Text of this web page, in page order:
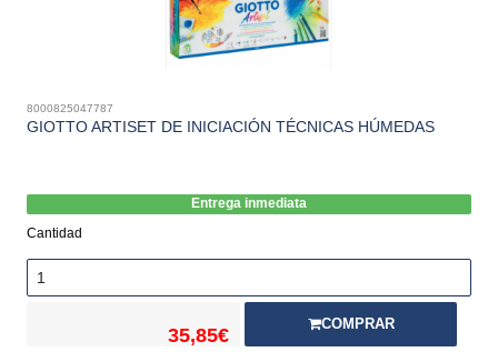
8000825047787
GIOTTO ARTISET DE INICIACIÓN TÉCNICAS HÚMEDAS
Entrega inmediata
Cantidad
35,85€
COMPRAR